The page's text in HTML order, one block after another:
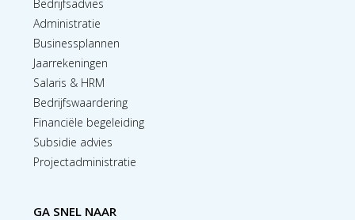
Bedrijfsadvies
Administratie
Businessplannen
Jaarrekeningen
Salaris & HRM
Bedrijfswaardering
Financiële begeleiding
Subsidie advies
Projectadministratie
GA SNEL NAAR